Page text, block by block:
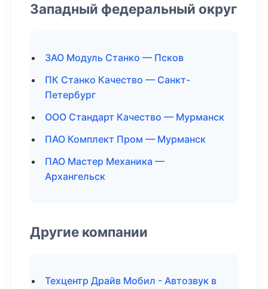
Западный федеральный округ
ЗАО Модуль Станко — Псков
ПК Станко Качество — Санкт-
Петербург
ООО Стандарт Качество — Мурманск
ПАО Комплект Пром — Мурманск
ПАО Мастер Механика —
Архангельск
Другие компании
Техцентр Драйв Мобил - Автозвук в